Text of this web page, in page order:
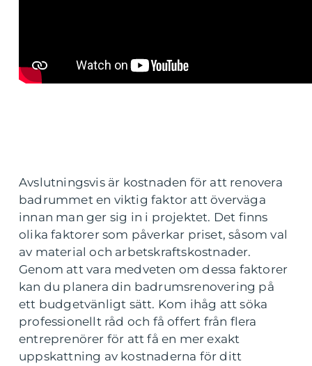
Avslutningsvis är kostnaden för att renovera
badrummet en viktig faktor att överväga
innan man ger sig in i projektet. Det finns
olika faktorer som påverkar priset, såsom val
av material och arbetskraftskostnader.
Genom att vara medveten om dessa faktorer
kan du planera din badrumsrenovering på
ett budgetvänligt sätt. Kom ihåg att söka
professionellt råd och få offert från flera
entreprenörer för att få en mer exakt
uppskattning av kostnaderna för ditt